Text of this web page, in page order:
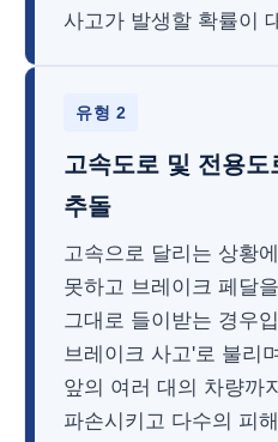
사고가 발생할 확률이
유형 2
고속도로 및 전용
추돌
고속으로 달리는 상황
못하고 브레이크 페달
그대로 들이받는 경우
브레이크 사고'로 불리
앞의 여러 대의 차량까
파손시키고 다수의 피